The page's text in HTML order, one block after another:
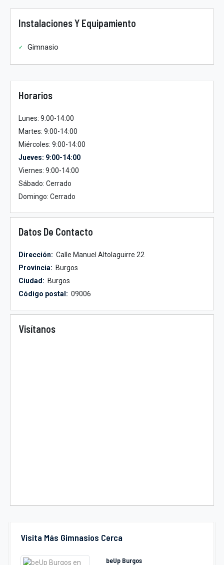
Visita Más Gimnasios Cerca
beUp Burgos
Instalaciones Y Equipamiento
Gimnasio
Horarios
Lunes: 9:00-14:00
Martes: 9:00-14:00
Miércoles: 9:00-14:00
Jueves: 9:00-14:00
Viernes: 9:00-14:00
Sábado: Cerrado
Domingo: Cerrado
Datos De Contacto
Dirección: Calle Manuel Altolaguirre 22
Provincia: Burgos
Ciudad: Burgos
Código postal: 09006
Visítanos